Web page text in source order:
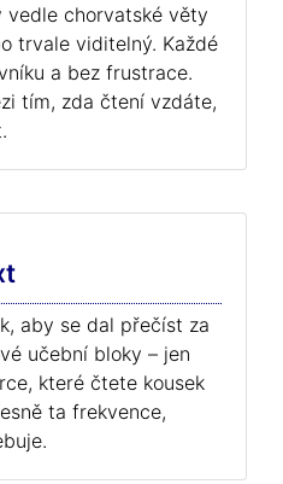
vedle chorvatské věty
trvale viditelný. Každé
a bez frustrace.
tím, zda čtení vzdáte,
aby se dal přečíst za
učební bloky – jen
které čtete kousek
ta frekvence,